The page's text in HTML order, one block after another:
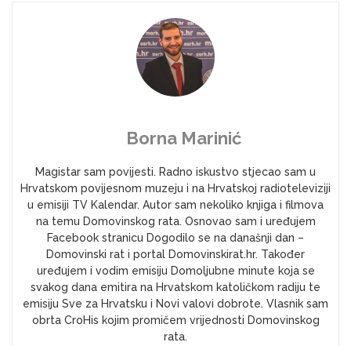
Borna Marinić
Magistar sam povijesti. Radno iskustvo stjecao sam u
Hrvatskom povijesnom muzeju i na Hrvatskoj radioteleviziji
u emisiji TV Kalendar. Autor sam nekoliko knjiga i filmova
na temu Domovinskog rata. Osnovao sam i uređujem
Facebook stranicu Dogodilo se na današnji dan –
Domovinski rat i portal Domovinskirat.hr. Također
uređujem i vodim emisiju Domoljubne minute koja se
svakog dana emitira na Hrvatskom katoličkom radiju te
emisiju Sve za Hrvatsku i Novi valovi dobrote. Vlasnik sam
obrta CroHis kojim promičem vrijednosti Domovinskog
rata.